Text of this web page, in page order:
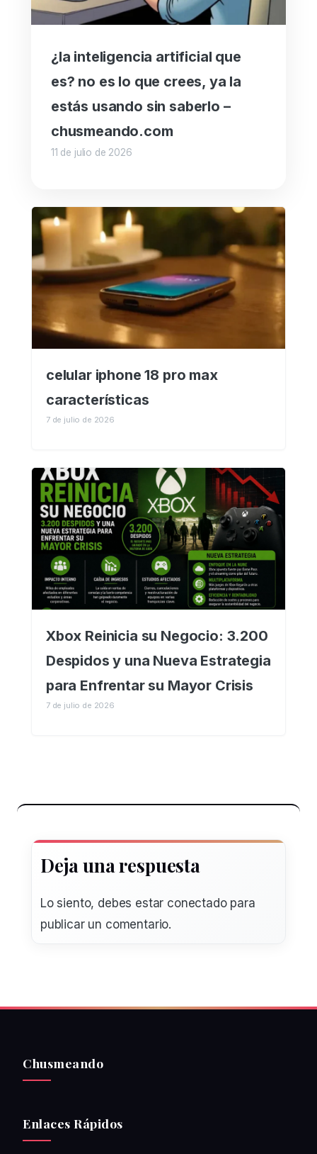
¿la inteligencia artificial que
es? no es lo que crees, ya la
estás usando sin saberlo –
chusmeando.com
11 de julio de 2026
celular iphone 18 pro max
características
7 de julio de 2026
Xbox Reinicia su Negocio: 3.200
Despidos y una Nueva Estrategia
para Enfrentar su Mayor Crisis
7 de julio de 2026
Deja una respuesta
Lo siento, debes estar conectadopara
publicar un comentario.
Chusmeando
Enlaces Rápidos